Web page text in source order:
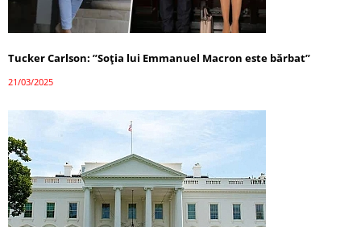
Tucker Carlson: ”Soția lui Emmanuel Macron este bărbat”
21/03/2025